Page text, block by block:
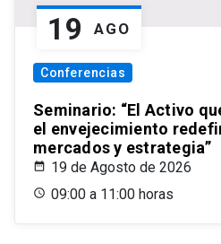
19 AGO
Conferencias
Seminario: “El Activo
el envejecimiento
mercados y estrategia”
19 de Agosto de 2026
09:00 a 11:00 horas